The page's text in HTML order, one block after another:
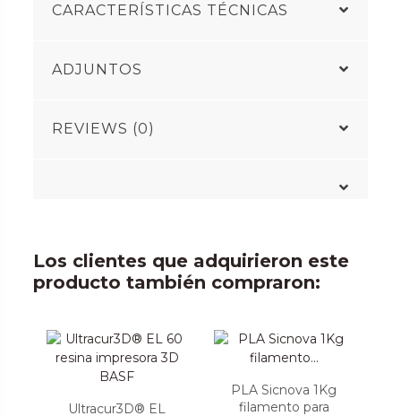
CARACTERÍSTICAS TÉCNICAS
ADJUNTOS
REVIEWS (0)
Los clientes que adquirieron este
producto también compraron:
Ultracur3D® EL
PLA Sicnova 1Kg
filamento para